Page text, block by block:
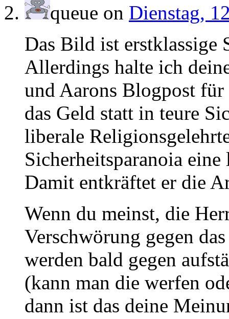
queue on Dienstag,
Das Bild ist erstklassige
Allerdings halte ich
und Aarons Blogpost
das Geld statt in teure
liberale
Sicherheitsparanoia
Damit entkräftet er die
Wenn du meinst, die
Verschwörung gegen
werden bald gegen
(kann man die werfen
dann ist das deine